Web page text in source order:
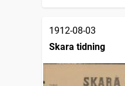
1912-08-03
Skara tidning